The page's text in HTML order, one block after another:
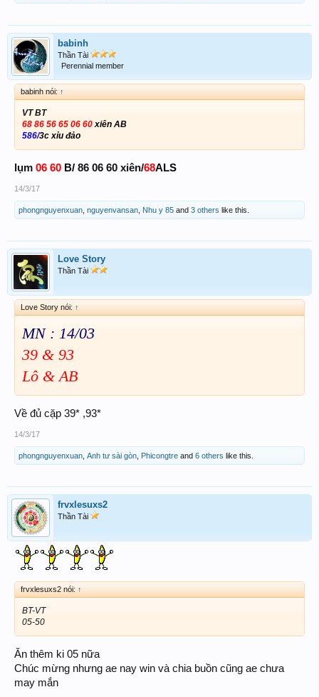
babinh
Thần Tài
Perennial member
babinh nói: ↑
VT BT
68 86 56 65 06 60xiên AB
586/3c xỉu đảo
lụm 06 60 B/ 86 06 60 xiên/68ALS
14/3/17
phongnguyenxuan nguyenvansan Nhu y 85 and 3 others like this.
Love Story
Thần Tài
Love Story nói: ↑
MN : 14/03
39 & 93
Lô & AB
Về đủ cặp 39* ,93*
14/3/17
phongnguyenxuan Anh tư sài gòn Phicongtre and 6 others like this.
frvxlesuxs2
Thần Tài
frvxlesuxs2 nói: ↑
BT-VT
05-50
Ăn thêm ki 05 nữa
Chúc mừng nhưng ae nay win và chia buồn cũng ae chưa
may mắn